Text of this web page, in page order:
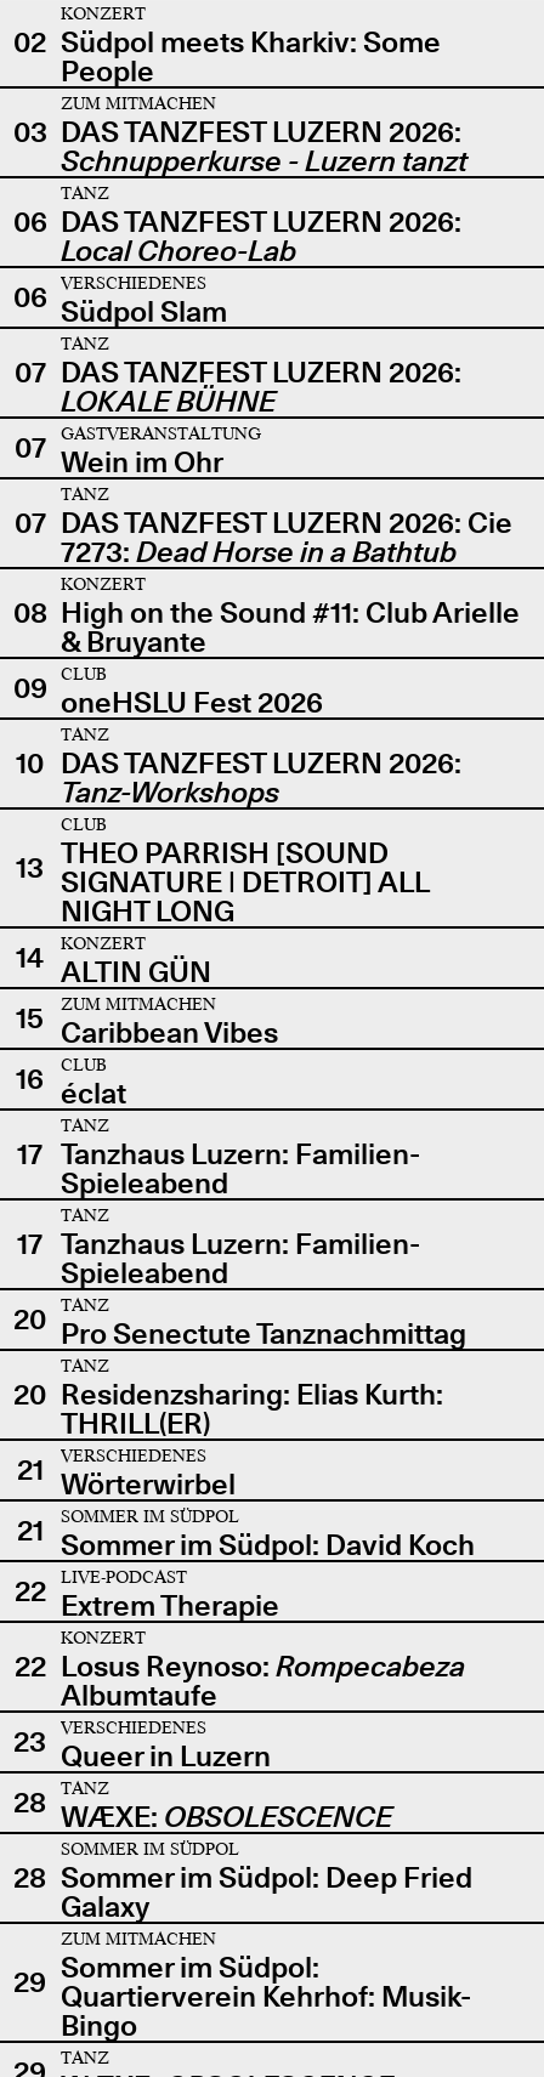
02
KONZERT
Südpol meets Kharkiv: Some
People
03
ZUM MITMACHEN
DAS TANZFEST LUZERN 2026:
Schnupperkurse - Luzern tanzt
06
TANZ
DAS TANZFEST LUZERN 2026:
Local Choreo-Lab
06
VERSCHIEDENES
Südpol Slam
07
TANZ
DAS TANZFEST LUZERN 2026:
LOKALE BÜHNE
07
GASTVERANSTALTUNG
Wein im Ohr
07
TANZ
DAS TANZFEST LUZERN 2026: Cie
7273: Dead Horse in a Bathtub
08
KONZERT
High on the Sound #11: Club Arielle
& Bruyante
09
CLUB
oneHSLU Fest 2026
10
TANZ
DAS TANZFEST LUZERN 2026:
Tanz-Workshops
13
CLUB
THEO PARRISH [SOUND
SIGNATURE | DETROIT] ALL
NIGHT LONG
14
KONZERT
ALTIN GÜN
15
ZUM MITMACHEN
Caribbean Vibes
16
CLUB
éclat
17
TANZ
Tanzhaus Luzern: Familien-
Spieleabend
17
TANZ
Tanzhaus Luzern: Familien-
Spieleabend
20
TANZ
Pro Senectute Tanznachmittag
20
TANZ
Residenzsharing: Elias Kurth:
THRILL(ER)
21
VERSCHIEDENES
Wörterwirbel
21
SOMMER IM SÜDPOL
Sommer im Südpol: David Koch
22
LIVE-PODCAST
Extrem Therapie
22
KONZERT
Losus Reynoso: Rompecabeza
Albumtaufe
23
VERSCHIEDENES
Queer in Luzern
28
TANZ
WÆXE: OBSOLESCENCE
28
SOMMER IM SÜDPOL
Sommer im Südpol: Deep Fried
Galaxy
29
ZUM MITMACHEN
Sommer im Südpol:
Quartierverein Kehrhof: Musik-
Bingo
TANZ